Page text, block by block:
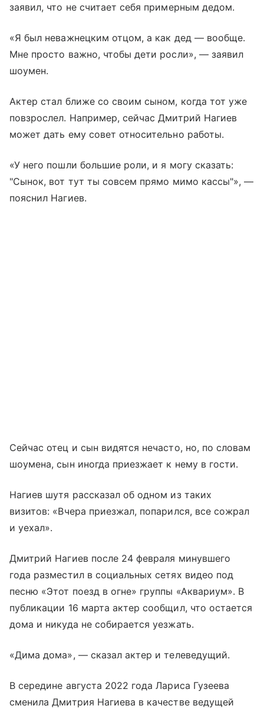
заявил, что не считает себя примерным дедом.
«Я был неважнецким отцом, а как дед — вообще.
Мне просто важно, чтобы дети росли», — заявил
шоумен.
Актер стал ближе со своим сыном, когда тот уже
повзрослел. Например, сейчас Дмитрий Нагиев
может дать ему совет относительно работы.
«У него пошли большие роли, и я могу сказать:
"Сынок, вот тут ты совсем прямо мимо кассы"», —
пояснил Нагиев.
Сейчас отец и сын видятся нечасто, но, по словам
шоумена, сын иногда приезжает к нему в гости.
Нагиев шутя рассказал об одном из таких
визитов: «Вчера приезжал, попарился, все сожрал
и уехал».
Дмитрий Нагиев после 24 февраля минувшего
года разместил в социальных сетях видео под
песню «Этот поезд в огне» группы «Аквариум». В
публикации 16 марта актер сообщил, что остается
дома и никуда не собирается уезжать.
«Дима дома», — сказал актер и телеведущий.
В середине августа 2022 года Лариса Гузеева
сменила Дмитрия Нагиева в качестве ведущей